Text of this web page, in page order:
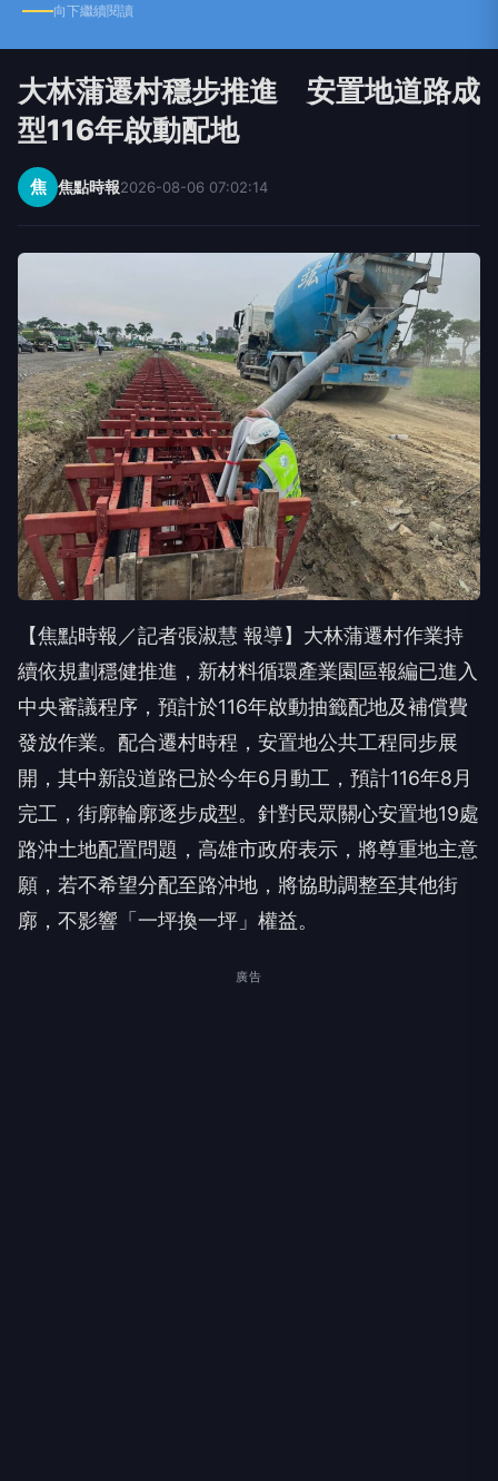
向下繼續閱讀
大林蒲遷村穩步推進 安置地道路成
型116年啟動配地
焦 焦點時報2026-08-06 07:02:14
【焦點時報／記者張淑慧 報導】大林蒲遷村作業持
續依規劃穩健推進，新材料循環產業園區報編已進入
中央審議程序，預計於116年啟動抽籤配地及補償費
發放作業。配合遷村時程，安置地公共工程同步展
開，其中新設道路已於今年6月動工，預計116年8月
完工，街廓輪廓逐步成型。針對民眾關心安置地19處
路沖土地配置問題，高雄市政府表示，將尊重地主意
願，若不希望分配至路沖地，將協助調整至其他街
廓，不影響「一坪換一坪」權益。
廣告